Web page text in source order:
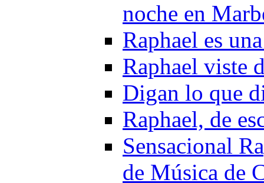
noche en
Raphael es
Raphael viste
Digan lo que
Raphael, de
Sensacional
de Música de